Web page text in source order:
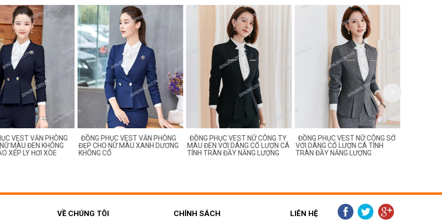
VEST VĂN PHÒNG
MÀU ĐEN KHÔNG
XẾP LY HƠI XÒE
ĐỒNG PHỤC VEST VĂN PHÒNG
ĐẸP CHO NỮ MÀU XANH DƯƠNG
KHÔNG CỔ
ĐỒNG PHỤC VEST NỮ CÔNG TY
MÀU ĐEN VỚI DÁNG CỔ LƯỢN CÁ
TÍNH TRÀN ĐẦY NĂNG LƯỢNG
ĐỒNG PHỤC VEST NỮ CÔNG SỞ
VỚI DÁNG CỔ LƯỢN CÁ TÍNH
TRÀN ĐẦY NĂNG LƯỢNG
VỀ CHÚNG TÔI CHÍNH SÁCH LIÊN HỆ